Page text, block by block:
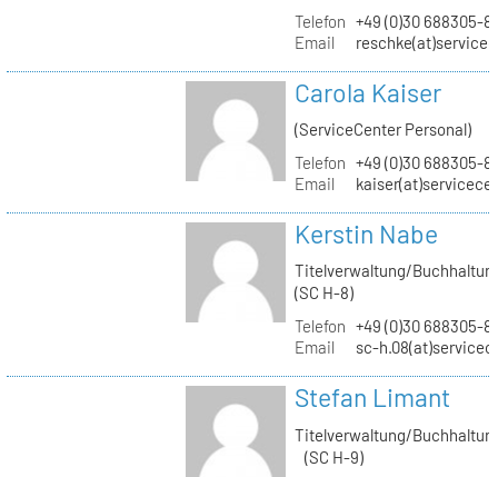
Telefon +49 (0)30 688305-
Email
Carola Kaiser
(ServiceCenter Personal)
Telefon +49 (0)30 688305-
Email
Kerstin Nabe
Titelverwaltung/
(SC H-8)
Telefon +49 (0)30 688305-
Email
sc-
Stefan Limant
Titelverwaltung/
(SC H-9)